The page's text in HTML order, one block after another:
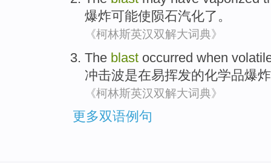
爆炸可能使陨石汽化了。
《柯林斯英汉双解大词典》
The blast occurred when
冲击波是在易挥发的化学品爆
《柯林斯英汉双解大词典》
更多双语例句